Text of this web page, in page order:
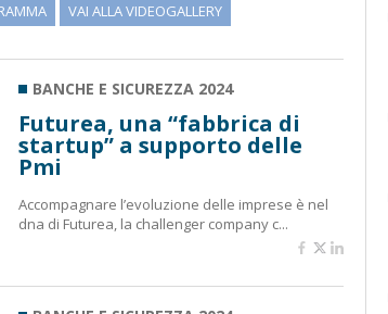
VAI ALLA VIDEOGALLERY
BANCHE E SICUREZZA 2024
Futurea, una “fabbrica di
startup” a supporto delle
Pmi
Accompagnare l’evoluzione delle imprese è nel
dna di Futurea, la challenger company c...